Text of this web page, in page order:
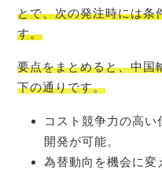
とで、次の発注時には条
す。
要点をまとめると、中国
下の通りです。
コスト競争力の高
開発が可能。
為替動向を機会に変